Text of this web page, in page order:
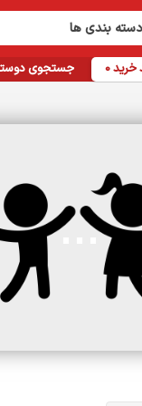
بندی ها
جستجوی خرید0